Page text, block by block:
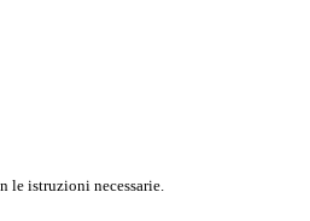
le istruzioni necessarie.